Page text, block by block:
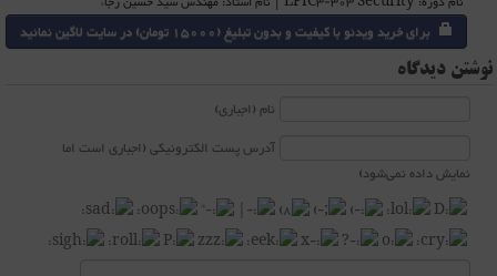
برای خرید ویدئو با کیفیت و بدون تبلیغ (15000 تومان) در سایت لاگین نمائید
نوشتن دیدگاه
نام (اجباری)
آدرس پست الکترونیکی (اجباری است اما
نمایش داده نمی‌شود)